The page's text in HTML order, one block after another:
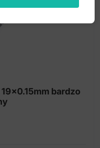
bardzo